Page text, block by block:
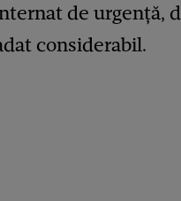
de urgență,
considerabil.